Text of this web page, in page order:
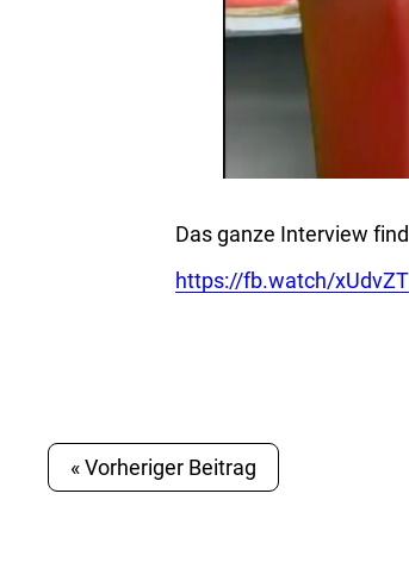
Das ganze Interview
https://fb.watch/
« Vorheriger Beitrag